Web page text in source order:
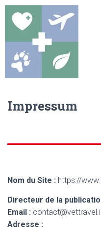
Impressum
Nom du Site : https://
Directeur de la
Email :
Adresse :